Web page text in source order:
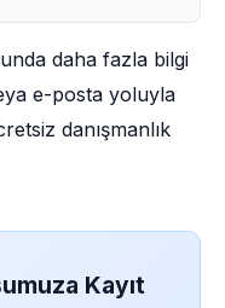
daha fazla bilgi
e-posta yoluyla
danışmanlık
Kayıt